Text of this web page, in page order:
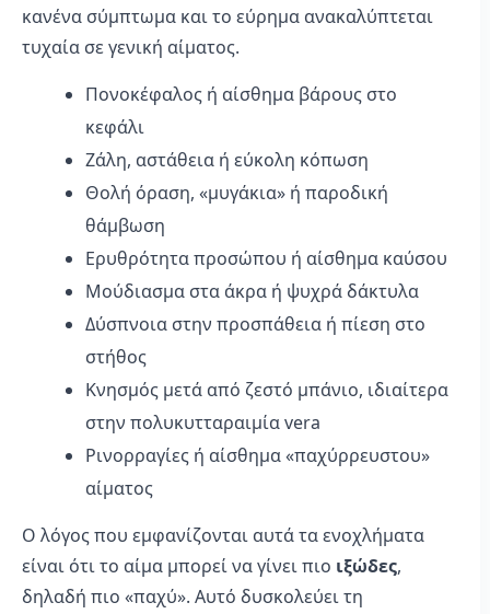
κανένα σύμπτωμα και το εύρημα ανακαλύπτεται
τυχαία σε γενική αίματος.
Πονοκέφαλος ή αίσθημα βάρους στο
κεφάλι
Ζάλη, αστάθεια ή εύκολη κόπωση
Θολή όραση, «μυγάκια» ή παροδική
θάμβωση
Ερυθρότητα προσώπου ή αίσθημα καύσου
Μούδιασμα στα άκρα ή ψυχρά δάκτυλα
Δύσπνοια στην προσπάθεια ή πίεση στο
στήθος
Κνησμός μετά από ζεστό μπάνιο, ιδιαίτερα
στην πολυκυτταραιμία vera
Ρινορραγίες ή αίσθημα «παχύρρευστου»
αίματος
Ο λόγος που εμφανίζονται αυτά τα ενοχλήματα
είναι ότι το αίμα μπορεί να γίνει πιο ιξώδες,
δηλαδή πιο «παχύ». Αυτό δυσκολεύει τη